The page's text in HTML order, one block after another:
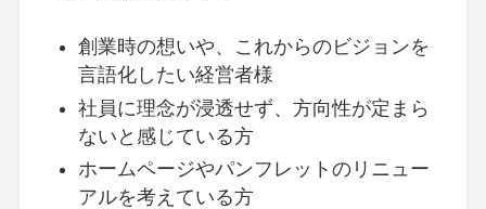
創業時の想いや、これからのビジョンを
言語化したい経営者様
社員に理念が浸透せず、方向性が定まら
ないと感じている方
ホームページやパンフレットのリニュー
アルを考えている方